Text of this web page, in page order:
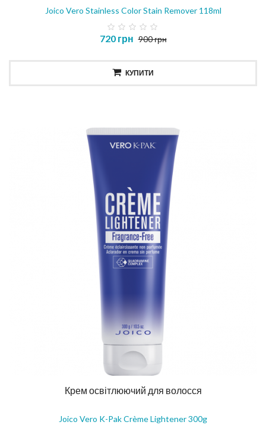
Joico Vero Stainless Color Stain Remover 118ml
720 грн 900 грн
КУПИТИ
Крем освітлюючий для волосся
Joico Vero K-Pak Crème Lightener 300g